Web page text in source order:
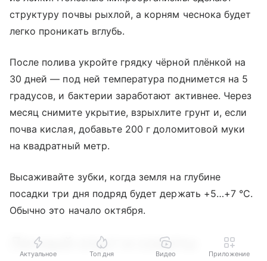
структуру почвы рыхлой, а корням чеснока будет
легко проникать вглубь.
После полива укройте грядку чёрной плёнкой на
30 дней — под ней температура поднимется на 5
градусов, и бактерии заработают активнее. Через
месяц снимите укрытие, взрыхлите грунт и, если
почва кислая, добавьте 200 г доломитовой муки
на квадратный метр.
Высаживайте зубки, когда земля на глубине
посадки три дня подряд будет держать +5…+7 °C.
Обычно это начало октября.
Личный опыт и советы
Актуальное Топ дня Видео Приложение